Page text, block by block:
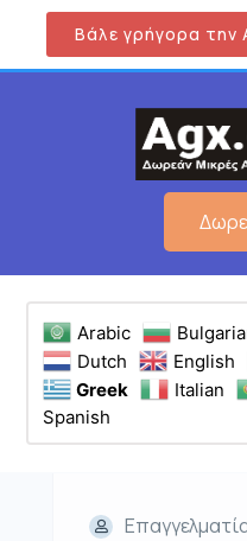
Βάλε γρήγορα την
Arabic
Dutch
English
Greek
Italian
Spanish